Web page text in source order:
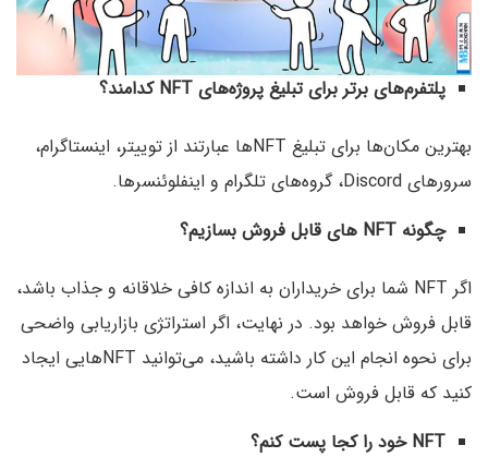
پلتفرم‌های برتر برای تبلیغ پروژه‌های NFT کدامند؟
بهترین مکان‌ها برای تبلیغ NFT‌ها عبارتند از توییتر، اینستاگرام،
سرورهای Discord، گروه‌های تلگرام و اینفلوئنسرها.
چگونه NFT های قابل فروش بسازیم؟
اگر NFT شما برای خریداران به اندازه کافی خلاقانه و جذاب باشد،
قابل فروش خواهد بود. در نهایت، اگر استراتژی بازاریابی واضحی
برای نحوه انجام این کار داشته باشید، می‌توانید NFTهایی ایجاد
کنید که قابل فروش است.
NFT خود را کجا پست کنم؟